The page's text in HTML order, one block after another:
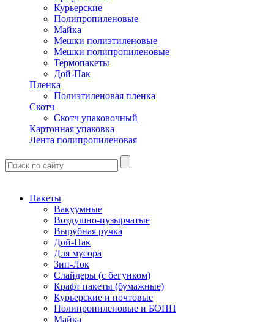
Курьерские
Полипропиленовые
Майка
Мешки полиэтиленовые
Мешки полипропиленовые
Термопакеты
Дой-Пак
Пленка
Полиэтиленовая пленка
Скотч
Скотч упаковочный
Картонная упаковка
Лента полипропиленовая
Пакеты
Вакуумные
Воздушно-пузырчатые
Вырубная ручка
Дой-Пак
Для мусора
Зип-Лок
Слайдеры (с бегунком)
Крафт пакеты (бумажные)
Курьерские и почтовые
Полипропиленовые и БОПП
Майка